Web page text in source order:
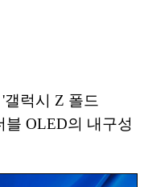
럭시 Z 폴드
블 OLED의 내구성